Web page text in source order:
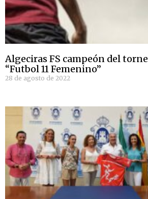
Algeciras FS campeón del
“Futbol 11 Femenino”
28 de agosto de 2022